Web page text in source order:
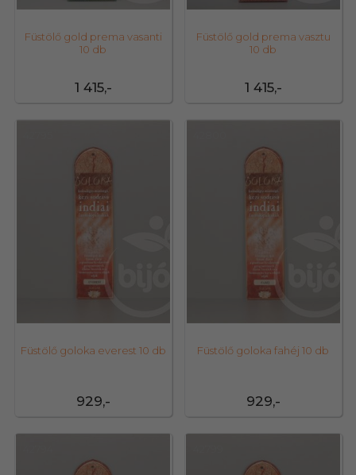
1 415,-
Füstölő gold prema vasanti
10 db
1 415,-
Füstölő gold prema vasztu
10 db
929,-
Füstölő goloka everest 10 db
929,-
Füstölő goloka fahéj 10 db